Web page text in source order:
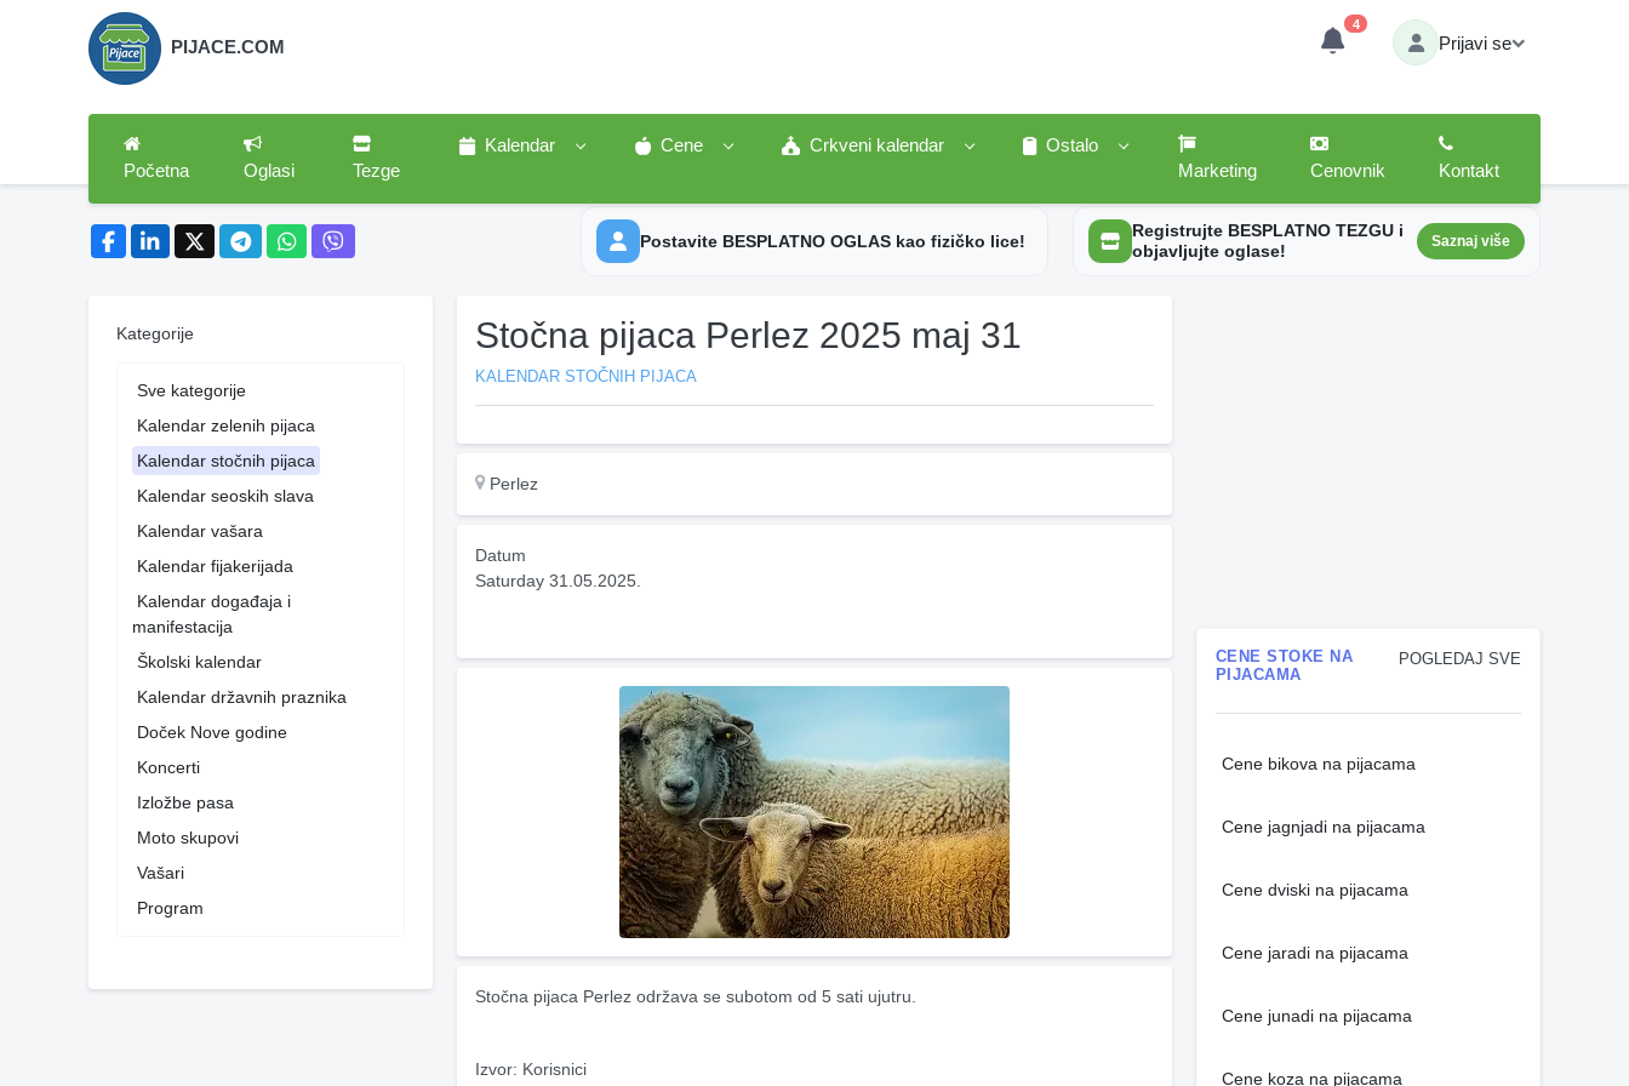
PIJACE.COM
4
Prijavi se
Početna Oglasi Tezge
Kalendar Cene Crkveni kalendar
Ostalo
Marketing
Cenovnik Kontakt
Postavite BESPLATNO OGLAS kao fizičko lice!
Registrujte BESPLATNO TEZGU i
objavljujte oglase!
Saznaj više
Kategorije
Sve kategorije
Kalendar zelenih pijaca
Kalendar stočnih pijaca
Kalendar seoskih slava
Kalendar vašara
Kalendar fijakerijada
Kalendar događaja i
manifestacija
Školski kalendar
Kalendar državnih praznika
Doček Nove godine
Koncerti
Izložbe pasa
Moto skupovi
Vašari
Program
Stočna pijaca Perlez 2025 maj 31
KALENDAR STOČNIH PIJACA
Perlez
Datum
Saturday 31.05.2025.
Stočna pijaca Perlez održava se subotom od 5 sati ujutru.
Izvor: Korisnici
POGLEDAJ SVE
CENE STOKE NA
PIJACAMA
Cene bikova na pijacama
Cene jagnjadi na pijacama
Cene dviski na pijacama
Cene jaradi na pijacama
Cene junadi na pijacama
Cene koza na pijacama